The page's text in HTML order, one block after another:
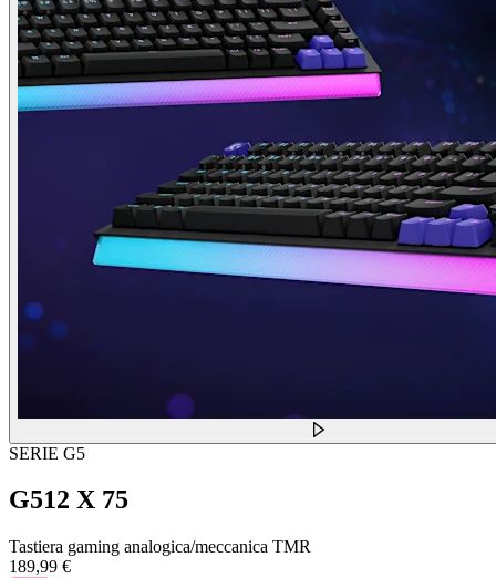
SERIE G5
G512 X 75
Tastiera gaming analogica/meccanica TMR
189,99 €